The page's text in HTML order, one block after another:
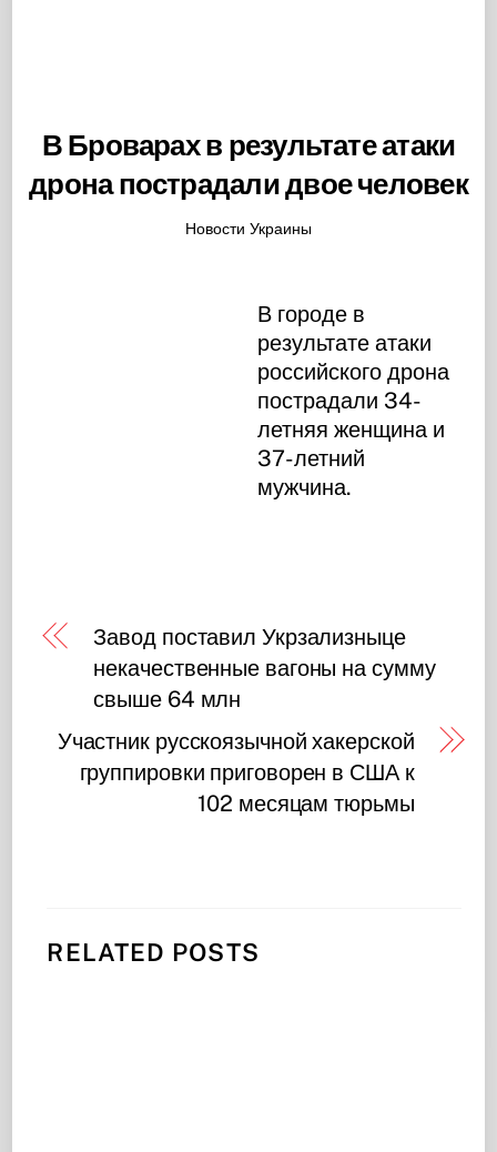
В Броварах в результате атаки
дрона пострадали двое человек
Новости Украины
В городе в
результате атаки
российского дрона
пострадали 34-
летняя женщина и
37-летний
мужчина.
Завод поставил Укрзализныце
некачественные вагоны на сумму
свыше 64 млн
Участник русскоязычной хакерской
группировки приговорен в США к
102 месяцам тюрьмы
RELATED POSTS